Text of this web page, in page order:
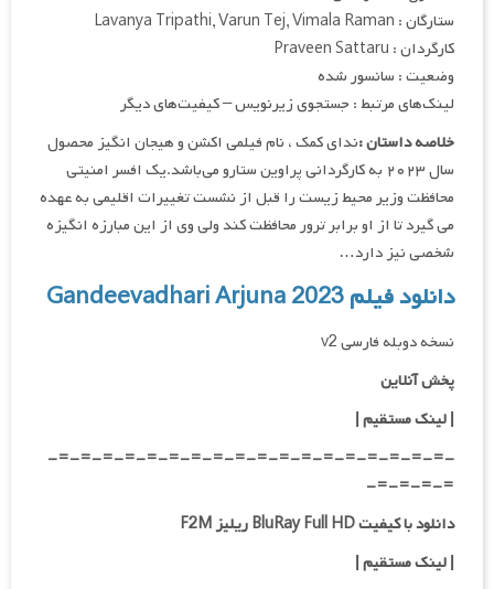
ستارگان : Lavanya Tripathi, Varun Tej, Vimala Raman
کارگردان : Praveen Sattaru
وضعیت : سانسور شده
لینک‌های مرتبط : جستجوی زیرنویس – کیفیت‌های دیگر
خلاصه داستان :ندای کمک ، نام فیلمی اکشن و هیجان انگیز محصول
سال ۲۰۲۳ به کارگردانی پراوین ستارو می‌باشد.یک افسر امنیتی
محافظت وزیر محیط زیست را قبل از نشست تغییرات اقلیمی به عهده
می گیرد تا از او برابر ترور محافظت کند ولی وی از این مبارزه انگیزه
شخصی نیز دارد…
دانلود فیلم Gandeevadhari Arjuna 2023
نسخه دوبله فارسی v2
پخش آنلاین
| لینک مستقیم|
-=-=-=-=-=-=-=-=-=-=-=-=-=-=-=-=-=-=-
=-=-=-=-
دانلود با کیفیت BluRay Full HD ریلیز F2M
|لینک مستقیم|